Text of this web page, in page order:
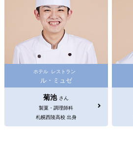
ホテル レストラン
ル・ミュゼ
菊池 さん
製菓・調理師科
札幌西陵高校 出身